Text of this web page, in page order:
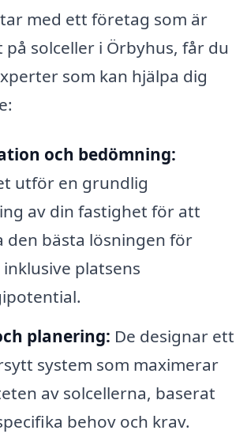
med ett företag som är
på solceller i Örbyhus, får du
som kan hjälpa dig
och bedömning:
utför en grundlig
av din fastighet för att
den bästa lösningen för
inklusive platsens
planering: De designar ett
system som maximerar
av solcellerna, baserat
behov och krav.